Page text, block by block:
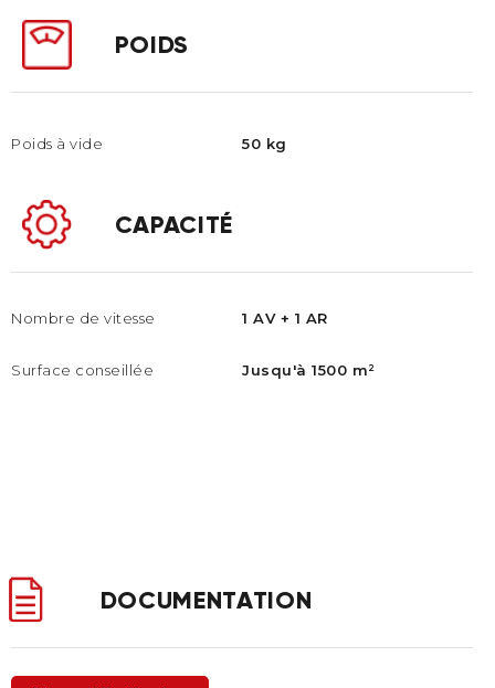
POIDS
Poids à vide 50 kg
CAPACITÉ
Nombre de vitesse
Surface conseillée​
1 AV + 1 AR
Jusqu'à 1500 m²​
DOCUMENTATION